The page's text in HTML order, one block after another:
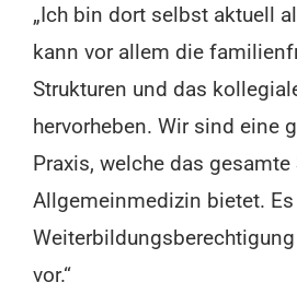
„Ich bin dort selbst aktuell
kann vor allem die
Strukturen und das
hervorheben. Wir sind eine
Praxis, welche das
Allgemeinmedizin bietet.
vor.“